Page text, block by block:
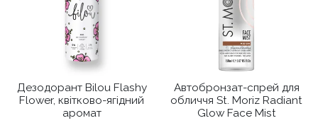
Дезодорант Bilou Flashy
Flower, квітково-ягідний
аромат
Автобронзат-спрей для
обличчя St. Moriz Radiant
Glow Face Mist